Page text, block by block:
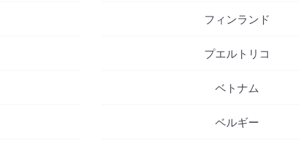
フィンランド
プエルトリコ
ベトナム
ベルギー